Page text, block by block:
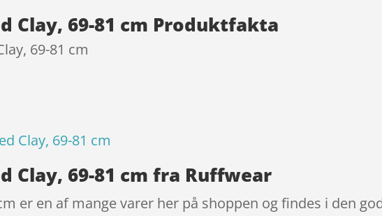
Clay, 69-81 cm Produktfakta
69-81 cm
Clay, 69-81 cm
Clay, 69-81 cm fra Ruffwear
er en af mange varer her på shoppen og findes i den